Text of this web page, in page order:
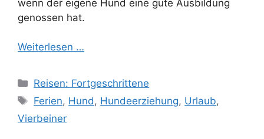
wenn der eigene Hund eine gute Ausbildung
genossen hat.
Weiterlesen …
Kategorien
Reisen: Fortgeschrittene
Schlagwörter
Ferien, Hund, Hundeerziehung, Urlaub,
Vierbeiner